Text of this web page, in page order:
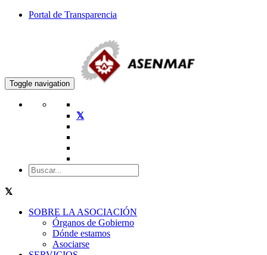
Portal de Transparencia
Toggle navigation
SOBRE LA ASOCIACIÓN
Órganos de Gobierno
Dónde estamos
Asociarse